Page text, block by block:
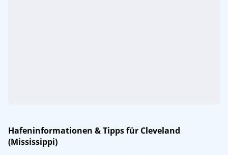
Hafeninformationen & Tipps für Cleveland
(Mississippi)